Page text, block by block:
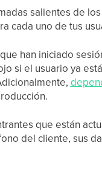
salientes de
cada uno de tus
han iniciado
si el usuario ya
que están
del cliente, sus